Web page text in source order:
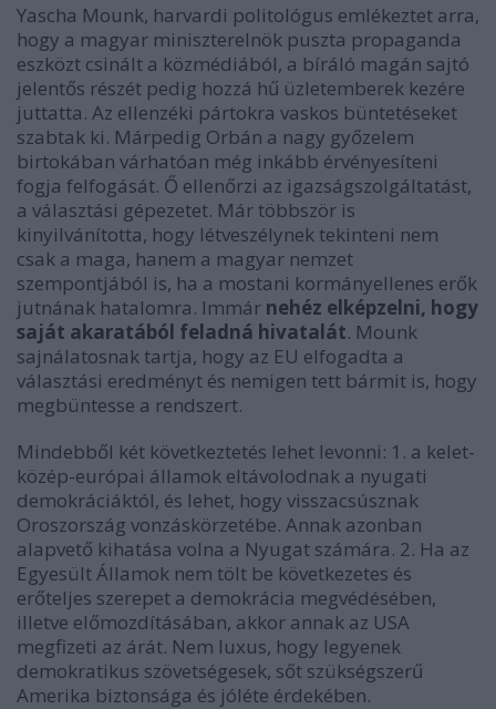
Yascha Mounk, harvardi politológus emlékeztet arra,
hogy a magyar miniszterelnök puszta propaganda
eszközt csinált a közmédiából, a bíráló magán sajtó
jelentős részét pedig hozzá hű üzletemberek kezére
juttatta. Az ellenzéki pártokra vaskos büntetéseket
szabtak ki. Márpedig Orbán a nagy győzelem
birtokában várhatóan még inkább érvényesíteni
fogja felfogását. Ő ellenőrzi az igazságszolgáltatást,
a választási gépezetet. Már többször is
kinyilvánította, hogy létveszélynek tekinteni nem
csak a maga, hanem a magyar nemzet
szempontjából is, ha a mostani kormányellenes erők
jutnának hatalomra. Immár nehéz elképzelni, hogy
saját akaratából feladná hivatalát. Mounk
sajnálatosnak tartja, hogy az EU elfogadta a
választási eredményt és nemigen tett bármit is, hogy
megbüntesse a rendszert.
Mindebből két következtetés lehet levonni: 1. a kelet-
közép-európai államok eltávolodnak a nyugati
demokráciáktól, és lehet, hogy visszacsúsznak
Oroszország vonzáskörzetébe. Annak azonban
alapvető kihatása volna a Nyugat számára. 2. Ha az
Egyesült Államok nem tölt be következetes és
erőteljes szerepet a demokrácia megvédésében,
illetve előmozdításában, akkor annak az USA
megfizeti az árát. Nem luxus, hogy legyenek
demokratikus szövetségesek, sőt szükségszerű
Amerika biztonsága és jóléte érdekében.